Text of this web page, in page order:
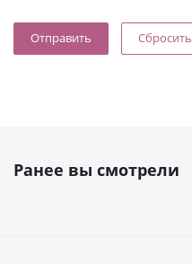
Сбросить
Ранее вы смотрели